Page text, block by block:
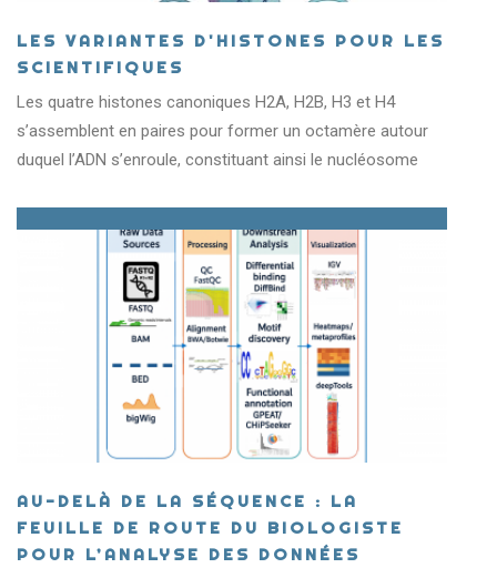
LES VARIANTES D'HISTONES POUR LES
SCIENTIFIQUES
Les quatre histones canoniques H2A, H2B, H3 et H4
s’assemblent en paires pour former un octamère autour
duquel l’ADN s’enroule, constituant ainsi le nucléosome
AU-DELÀ DE LA SÉQUENCE : LA
FEUILLE DE ROUTE DU BIOLOGISTE
POUR L’ANALYSE DES DONNÉES